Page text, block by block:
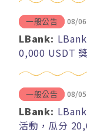
一般公告 08/06
LBank:
0,000 USDT
一般公告 08/05
LBank:
活動，瓜分